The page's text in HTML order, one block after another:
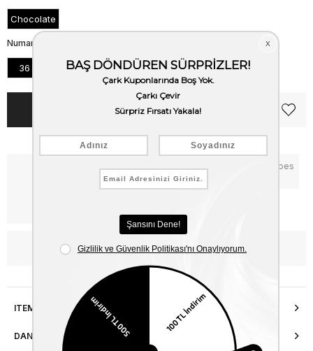
Chocolate
Numara
36 37 38 39 40
Critical Stock
Notify me when the price goes
down
WhatsApp’tan Bilgi Al
ITEM FEATURES
DANIŞMA HATTI